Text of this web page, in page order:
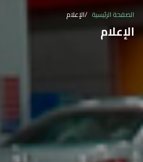
الصفحة الرئيسية الإعلام
الإعلام